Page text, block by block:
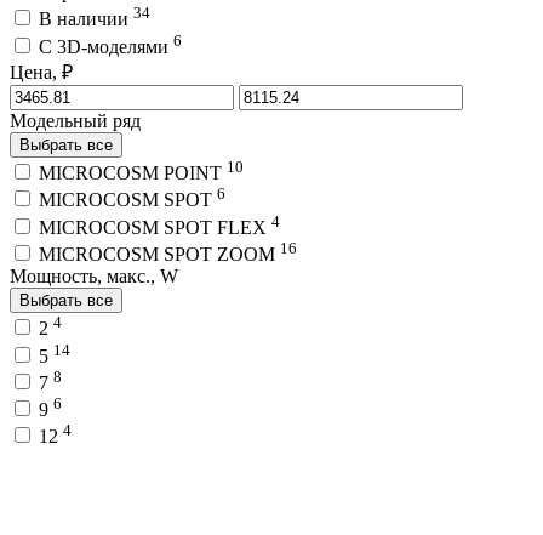
В наличии 34
C 3D-моделями 6
Цена, ₽
Модельный ряд
Выбрать все
MICROCOSM POINT 10
MICROCOSM SPOT 6
MICROCOSM SPOT FLEX 4
MICROCOSM SPOT ZOOM 16
Мощность, макс., W
Выбрать все
2 4
5 14
7 8
9 6
12 4